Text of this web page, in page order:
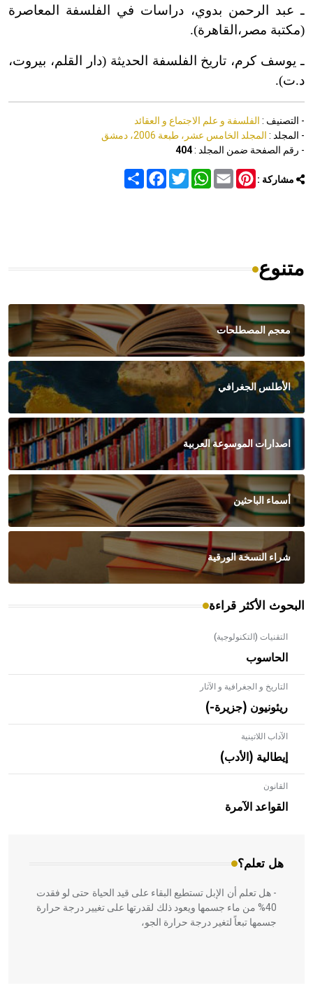
ـ عبد الرحمن بدوي، دراسات في الفلسفة المعاصرة
(مكتبة مصر،القاهرة).
ـ يوسف كرم، تاريخ الفلسفة الحديثة (دار القلم، بيروت،
د.ت).
- التصنيف : الفلسفة و علم الاجتماع و العقائد
- المجلد : المجلد الخامس عشر، طبعة 2006، دمشق
- رقم الصفحة ضمن المجلد :404
مشاركة : Share
FacebookTwitter
WhatsAppEmail
Pinterest
متنوع
معجم المصطلحات
الأطلس الجغرافي
اصدارات الموسوعة العربية
أسماء الباحثين
شراء النسخة الورقية
البحوث الأكثر قراءة
التقنيات (التكنولوجية)
الحاسوب
التاريخ و الجغرافية و الآثار
ريئونيون (جزيرة-)
الآداب اللاتينية
إيطالية (الأدب)
القانون
القواعد الآمرة
هل تعلم؟
- هل تعلم أن الأبلق نوع من الفنون الهندسية التي ارتبطت
بالعمارة الإسلامية في بلاد الشام ومصر خاصة، حيث يحرص
المعمار على بناء مداميكه وخاصة في الواجهات
- هل تعلم أن الإبل تستطيع البقاء على قيد الحياة حتى لو فقدت
40% من ماء جسمها ويعود ذلك لقدرتها على تغيير درجة حرارة
جسمها تبعاً لتغير درجة حرارة الجو،